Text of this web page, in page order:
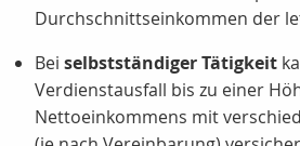
Durchschnittseinkommen der
Bei selbstständiger Tätigkeit
Verdienstausfall bis zu einer
Nettoeinkommens mit